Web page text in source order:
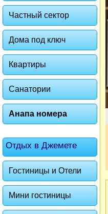
Частный сектор
Дома под ключ
Квартиры
Санатории
Анапа номера
Отдых в Джемете
Гостиницы и Отели
Мини гостиницы